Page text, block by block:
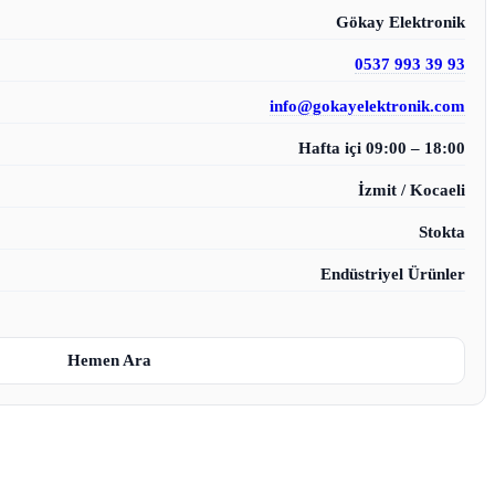
Gökay Elektronik
0537 993 39 93
info@gokayelektronik.com
Hafta içi 09:00 – 18:00
İzmit / Kocaeli
Stokta
Endüstriyel Ürünler
Hemen Ara